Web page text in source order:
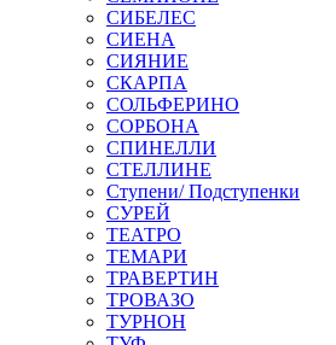
СИБЕЛЕС
СИЕНА
СИЯНИЕ
СКАРПА
СОЛЬФЕРИНО
СОРБОНА
СПИНЕЛЛИ
СТЕЛЛИНЕ
Ступени/ Подступенки
СУРЕЙ
ТЕАТРО
ТЕМАРИ
ТРАВЕРТИН
ТРОВАЗО
ТУРНОН